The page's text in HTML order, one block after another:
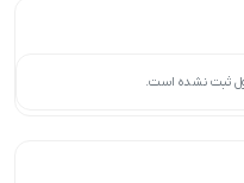
ثبت نشده است.